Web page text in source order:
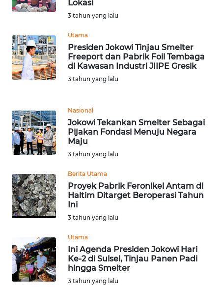
Lokasi
3 tahun yang lalu
Utama
Presiden Jokowi Tinjau Smelter
Freeport dan Pabrik Foil Tembaga
di Kawasan Industri JIIPE Gresik
3 tahun yang lalu
Nasional
Jokowi Tekankan Smelter Sebagai
Pijakan Fondasi Menuju Negara
Maju
3 tahun yang lalu
Berita Utama
Proyek Pabrik Feronikel Antam di
Haltim Ditarget Beroperasi Tahun
Ini
3 tahun yang lalu
Utama
Ini Agenda Presiden Jokowi Hari
Ke-2 di Sulsel, Tinjau Panen Padi
hingga Smelter
3 tahun yang lalu
SELATAN
WN
TANJUNG
WN
KARO
WN
WN
LABUHANBATU
TAPANULI
TENGAH
WN DELI
SERDANG